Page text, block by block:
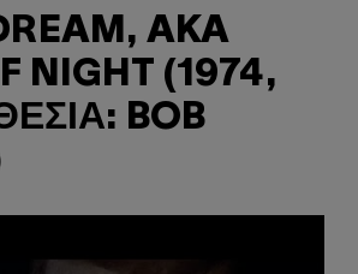
AKA
NIGHT (1974,
BOB